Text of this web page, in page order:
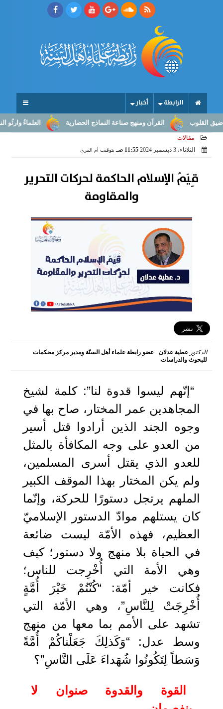
الرابطة أخبار
العلماءُ وارثُو النبوّة: من القرآن ومنهج صناعة النماذج الحضارية
مقالات
الثلاثاء، 3 ديسمبر 2024
11:55 صـ بتوقيت أم القرى
قِيَمُ الإسلام الحاكمة لحركات التحرير
والمقاومة
الدكتورعطية عدلان - عضو رابطة علماء أهل السنّة ومدير مركز محكمات
للبحوث والدراسات
“إنّهم ليسوا قدوة لنا”: كلمة لشيخ
المجاهدين عمر المختار، صاح بها في
وجوه الجند الذين أرادوا قتل أسير
من العدو على وجه المكافأة بالمثل
للعدو الذي يقتل أسرى المسلمين،
ولم يكن المختار بهذا الموقف الكبير
الملهم يرتجل دستورًا للحركة، وإنّما
كان يستلهم موادّ الدستور الإسلاميّ
العظيم، فهذه الأمّة ليست ضائعة
في الحياة بلا منهج ولا دستور؛ كيف
وهي الأمة التي أُخْرِجت للناس؛
فكانت خير أمّة: “كُنْتُمْ ‌خَيْرَ ‌أُمَّةٍ
أُخْرِجَتْ لِلنَّاسِ”، وهي الأمّة التي
تشهد على الأمم بما معها من منهج
وسط عدل: “وَكَذلِكَ جَعَلْناكُمْ ‌أُمَّةً
‌وَسَطاً لِتَكُونُوا شُهَداءَ عَلَى النَّاسِ”؟
القوة والقدوة صنوان لا